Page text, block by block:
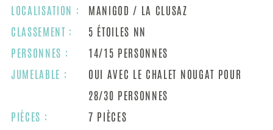
LOCALISATION :
MANIGOD / LA CLUSAZ
CLASSEMENT :
5 ÉTOILES NN
PERSONNES :
14/15 PERSONNES
JUMELABLE :
OUI AVEC LE CHALET NOUGAT POUR
28/30 PERSONNES
PIÈCES :
7 PIÈCES